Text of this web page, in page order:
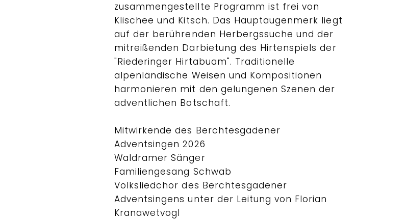
zusammengestellte Programm ist frei von
Klischee und Kitsch. Das Hauptaugenmerk liegt
auf der berührenden Herbergssuche und der
mitreißenden Darbietung des Hirtenspiels der
"Riederinger Hirtabuam". Traditionelle
alpenländische Weisen und Kompositionen
harmonieren mit den gelungenen Szenen der
adventlichen Botschaft.
Mitwirkende des Berchtesgadener
Adventsingen 2026
Waldramer Sänger
Familiengesang Schwab
Volksliedchor des Berchtesgadener
Adventsingens unter der Leitung von Florian
Kranawetvogl